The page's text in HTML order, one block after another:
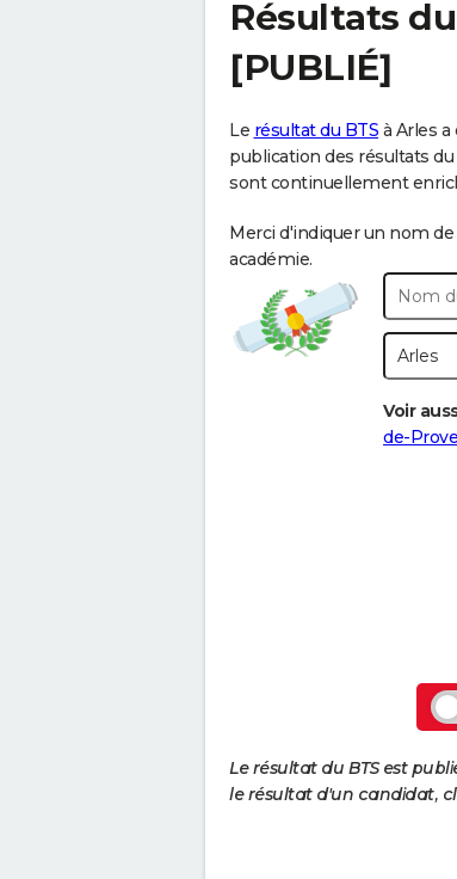
Résultats
[PUBLIÉ]
Le résultat du BTS à Arles
publication des résultats
sont continuellement
Merci d'indiquer un nom
académie.
Voir
de-
Le résultat du BTS est
le résultat d'un candidat,